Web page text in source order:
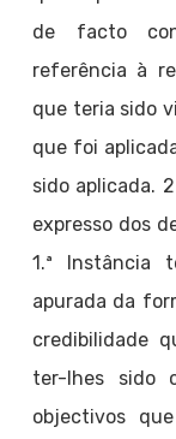
de facto
referência à
que teria sido
que foi
sido aplicada.
expresso dos
1.ª Instância
apurada da
credibilidade
ter-lhes sido
objectivos